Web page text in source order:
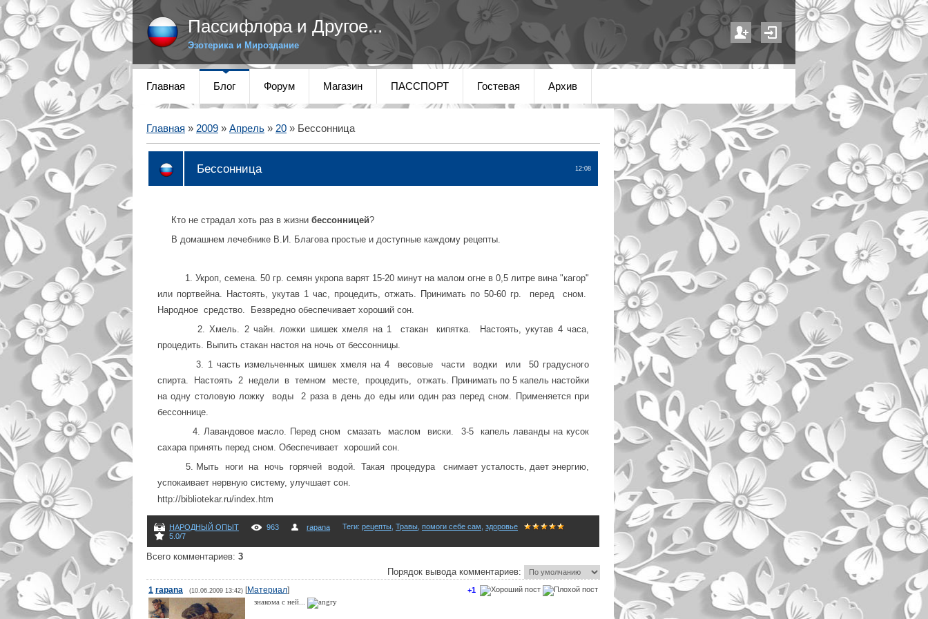
Пассифлора и Другое...
Эзотерика и Мироздание
Главная Блог Форум Магазин ПАССПОРТ Гостевая Архив
Главная » 2009 » Апрель » 20 » Бессонница
12:08
Бессонница
Кто не страдал хоть раз в жизни бессонницей?
В домашнем лечебнике В.И. Благова простые и доступные каждому рецепты.
1. Укроп, семена. 50 гр. семян укропа варят 15-20 минут на малом огне в 0,5 литре вина "кагор"
или портвейна. Настоять, укутав 1 час, процедить, отжать. Принимать по 50-60 гр. перед сном.
Народное средство. Безвредно обеспечивает хороший сон.
2. Хмель. 2 чайн. ложки шишек хмеля на 1 стакан кипятка. Настоять, укутав 4 часа,
процедить. Выпить стакан настоя на ночь от бессонницы.
3. 1 часть измельченных шишек хмеля на 4 весовые части водки или 50 градусного
спирта. Настоять 2 недели в темном месте, процедить, отжать. Принимать по 5 капель настойки
на одну столовую ложку воды 2 раза в день до еды или один раз перед сном. Применяется при
бессоннице.
4. Лавандовое масло. Перед сном смазать маслом виски. 3-5 капель лаванды на кусок
сахара принять перед сном. Обеспечивает хороший сон.
5. Мыть ноги на ночь горячей водой. Такая процедура снимает усталость, дает энергию,
успокаивает нервную систему, улучшает сон.
http://bibliotekar.ru/index.htm
НАРОДНЫЙ ОПЫТ 963 rapana Теги: рецепты Травы помоги себе сам здоровье
5.0/7
Всего комментариев: 3
Порядок вывода комментариев:
+1
1 rapana (10.06.2009 13:42) [Материал]
знакома с ней...